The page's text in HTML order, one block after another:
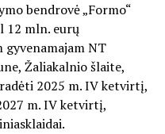
bendrovė „Formo“
12 mln. eurų
NT
Žaliakalnio šlaite,
2025 m. IV ketvirtį,
m. IV ketvirtį,